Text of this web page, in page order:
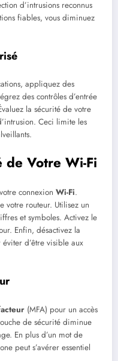
d’intrusions reconnus
fiables, vous diminuez
appliquez des
des contrôles d’entrée
la sécurité de votre
Ceci limite les
de Votre Wi-Fi
connexion Wi-Fi.
votre routeur. Utilisez un
et symboles. Activez le
Enfin, désactivez la
d’être visible aux
(MFA) pour un accès
de sécurité diminue
En plus d’un mot de
peut s’avérer essentiel